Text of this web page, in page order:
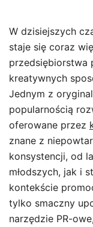
W dzisiejszych
staje się coraz
przedsiębiorstwa
kreatywnych
Jednym z
popularnością
oferowane przez
znane z
konsystencji, od
młodszych, jak i
kontekście
tylko smaczny
narzędzie PR-